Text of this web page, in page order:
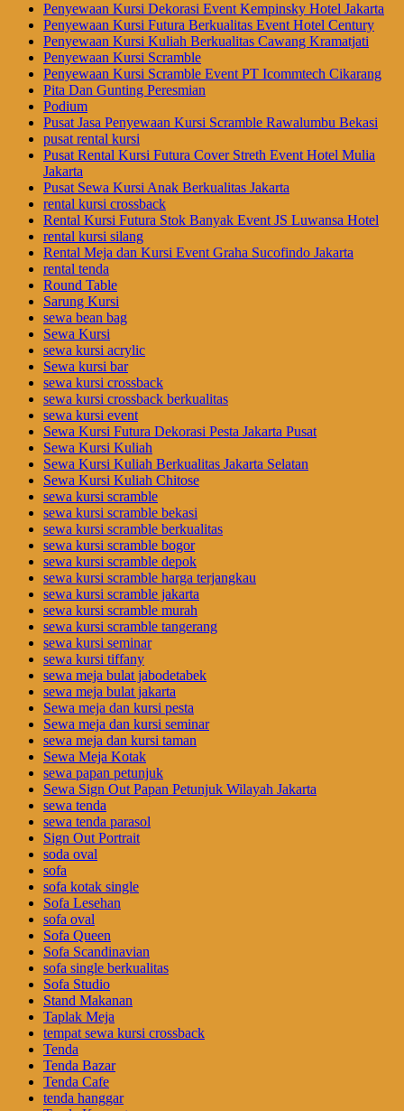
Penyewaan Kursi Dekorasi Event Kempinsky Hotel Jakarta
Penyewaan Kursi Futura Berkualitas Event Hotel Century
Penyewaan Kursi Kuliah Berkualitas Cawang Kramatjati
Penyewaan Kursi Scramble
Penyewaan Kursi Scramble Event PT Icommtech Cikarang
Pita Dan Gunting Peresmian
Podium
Pusat Jasa Penyewaan Kursi Scramble Rawalumbu Bekasi
pusat rental kursi
Pusat Rental Kursi Futura Cover Streth Event Hotel Mulia
Jakarta
Pusat Sewa Kursi Anak Berkualitas Jakarta
rental kursi crossback
Rental Kursi Futura Stok Banyak Event JS Luwansa Hotel
rental kursi silang
Rental Meja dan Kursi Event Graha Sucofindo Jakarta
rental tenda
Round Table
Sarung Kursi
sewa bean bag
Sewa Kursi
sewa kursi acrylic
Sewa kursi bar
sewa kursi crossback
sewa kursi crossback berkualitas
sewa kursi event
Sewa Kursi Futura Dekorasi Pesta Jakarta Pusat
Sewa Kursi Kuliah
Sewa Kursi Kuliah Berkualitas Jakarta Selatan
Sewa Kursi Kuliah Chitose
sewa kursi scramble
sewa kursi scramble bekasi
sewa kursi scramble berkualitas
sewa kursi scramble bogor
sewa kursi scramble depok
sewa kursi scramble harga terjangkau
sewa kursi scramble jakarta
sewa kursi scramble murah
sewa kursi scramble tangerang
sewa kursi seminar
sewa kursi tiffany
sewa meja bulat jabodetabek
sewa meja bulat jakarta
Sewa meja dan kursi pesta
Sewa meja dan kursi seminar
sewa meja dan kursi taman
Sewa Meja Kotak
sewa papan petunjuk
Sewa Sign Out Papan Petunjuk Wilayah Jakarta
sewa tenda
sewa tenda parasol
Sign Out Portrait
soda oval
sofa
sofa kotak single
Sofa Lesehan
sofa oval
Sofa Queen
Sofa Scandinavian
sofa single berkualitas
Sofa Studio
Stand Makanan
Taplak Meja
tempat sewa kursi crossback
Tenda
Tenda Bazar
Tenda Cafe
tenda hanggar